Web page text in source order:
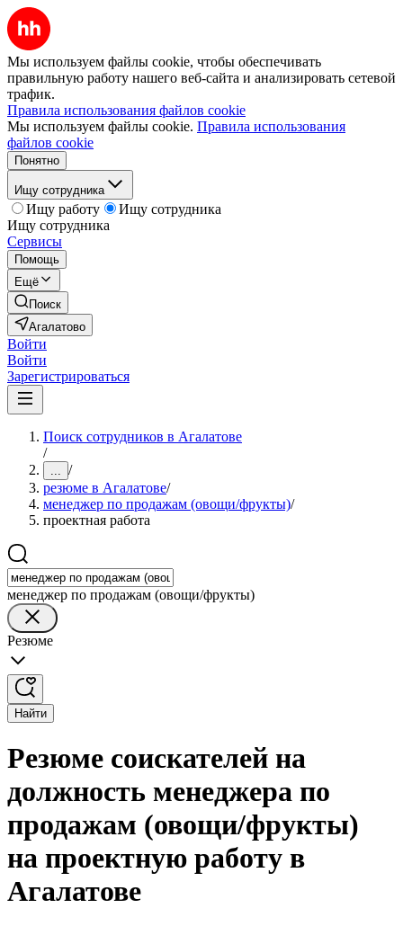
Мы используем файлы cookie, чтобы обеспечивать
правильную работу нашего веб-сайта и анализировать сетевой
трафик.
Правила использования файлов cookie
Мы используем файлы cookie. Правила использования
файлов cookie
Понятно
Ищу сотрудника
Ищу работу
Ищу сотрудника
Ищу сотрудника
Сервисы
Помощь
Ещё
Поиск
Агалатово
Войти
Войти
Зарегистрироваться
Поиск сотрудников в Агалатове
/
... /
резюме в Агалатове/
менеджер по продажам (овощи/фрукты)/
проектная работа
менеджер по продажам (овощи/фрукты)
Резюме
Найти
Резюме соискателей на
должность менеджера по
продажам (овощи/фрукты)
на проектную работу в
Агалатове